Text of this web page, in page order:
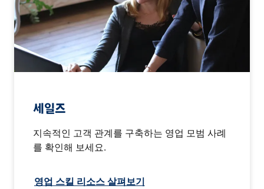
세일즈
지속적인 고객 관계를 구축하는 영업 모범 사례
를 확인해 보세요.
영업 스킬 리소스 살펴보기